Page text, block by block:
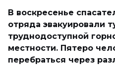
В воскресенье
отряда эвакуировали
труднодоступной
местности. Пятеро
перебраться через